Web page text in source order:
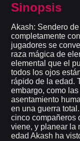
Sinopsis
Akash: Sendero
completamente
jugadores se
raza mágica de
elemental que el
todos los ojos
rápido de la edad.
embargo, como
asentamiento
en una guerra
cinco compañeros
viene, y planear la
edad Akash ha